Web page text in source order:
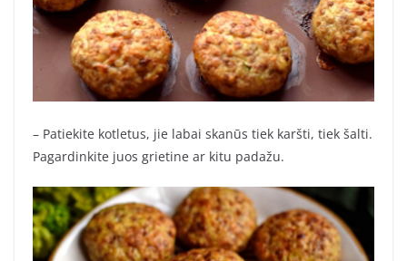
– Patiekite kotletus, jie labai skanūs tiek karšti, tiek šalti.
Pagardinkite juos grietine ar kitu padažu.